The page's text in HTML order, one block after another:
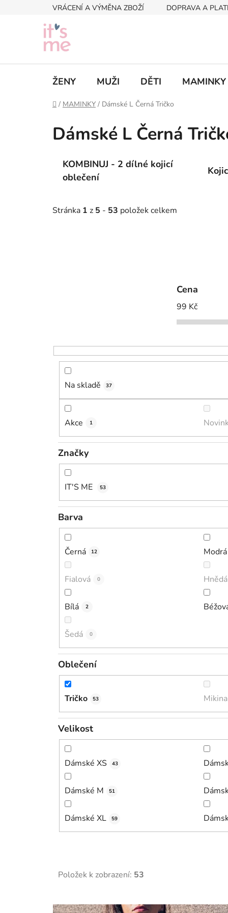
VRÁCENÍ A VÝMĚNA ZBOŽÍ DOPRAVA A
ŽENY MUŽI DĚTI MAMINKY
Domů
/ MAMINKY / Dámské L Černá Tričko
Dámské L Černá
KOMBINUJ - 2 dílné kojicí
oblečení
Stránka 1 z 5 - 53 položek celkem
Cena
99 Kč
Na skladě 37
Akce 1
Značky
IT'S ME 53
Barva
Černá 12 Modrá
Fialová 0 Hnědá
Bílá 2
Šedá 0
Oblečení
Tričko 53 Mikina
Velikost
Dámské XS 43
Dámské M 51
Dámské XL 59
Položek k zobrazení: 53
V